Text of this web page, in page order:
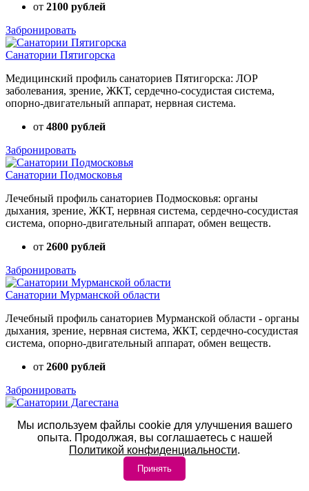
от 2100 рублей
Забронировать
Санатории Пятигорска
Медицинский профиль санаториев Пятигорска: ЛОР
заболевания, зрение, ЖКТ, сердечно-сосудистая система,
опорно-двигательный аппарат, нервная система.
от 4800 рублей
Забронировать
Санатории Подмосковья
Лечебный профиль санаториев Подмосковья: органы
дыхания, зрение, ЖКТ, нервная система, сердечно-сосудистая
система, опорно-двигательный аппарат, обмен веществ.
от 2600 рублей
Забронировать
Санатории Мурманской области
Лечебный профиль санаториев Мурманской области - органы
дыхания, зрение, нервная система, ЖКТ, сердечно-сосудистая
система, опорно-двигательный аппарат, обмен веществ.
от 2600 рублей
Забронировать
Лечебный профиль санаториев Республики Дагестан - органы
дыхания, зрение, нервная система, ЖКТ, сердечно-сосудистая
система, опорно-двигательный аппарат, обмен веществ.
Мы используем файлы cookie для улучшения вашего
опыта. Продолжая, вы соглашаетесь с нашей
Политикой конфиденциальности.
Принять